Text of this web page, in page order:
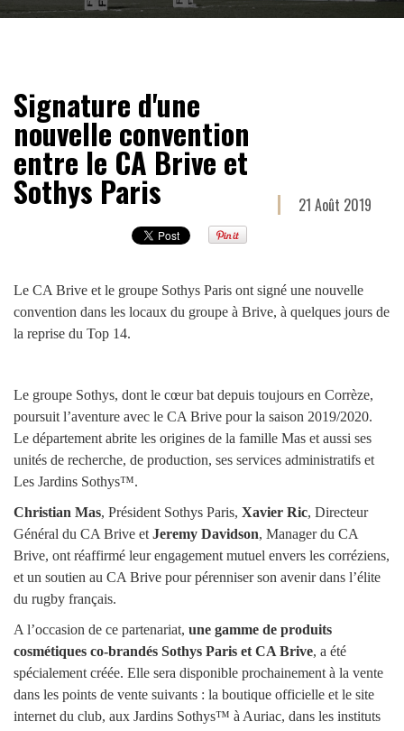
Signature d'une
nouvelle convention
entre le CA Brive et
Sothys Paris 21 Août 2019
Le CA Brive et le groupe Sothys Paris ont signé une nouvelle
convention dans les locaux du groupe à Brive, à quelques jours de
la reprise du Top 14.
Le groupe Sothys, dont le cœur bat depuis toujours en Corrèze,
poursuit l’aventure avec le CA Brive pour la saison 2019/2020.
Le département abrite les origines de la famille Mas et aussi ses
unités de recherche, de production, ses services administratifs et
Les Jardins Sothys™.
Christian Mas, Président Sothys Paris, Xavier Ric, Directeur
Général du CA Brive et Jeremy Davidson, Manager du CA
Brive, ont réaffirmé leur engagement mutuel envers les corréziens,
et un soutien au CA Brive pour pérenniser son avenir dans l’élite
du rugby français.
A l’occasion de ce partenariat, une gamme de produits
cosmétiques co-brandés Sothys Paris et CA Brive, a été
spécialement créée. Elle sera disponible prochainement à la vente
dans les points de vente suivants : la boutique officielle et le site
internet du club, aux Jardins Sothys™ à Auriac, dans les instituts